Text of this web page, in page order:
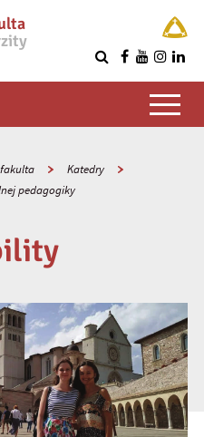
Katedry
pedagogiky